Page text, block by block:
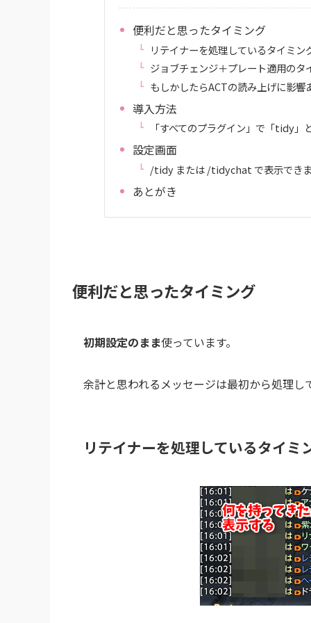
便利だと思ったタイミング
リテイナーを処理しているタイミン
ジョブチェンジ＋プレート適用のタ
もしかしたらACTの読み上げに影響
導入方法
「すべてのプラグイン」で「tidy」
設定画面
/tidy または /tidychat で表示でき
あとがき
便利だと思ったタイミング
初期設定のまま使っています。
余計と思われるメッセージは最初から処理し
リテイナーを処理しているタイミ